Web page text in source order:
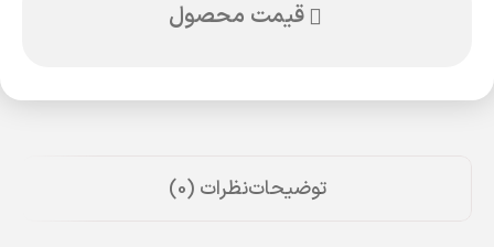
قیمت محصول
توضیحاتنظرات (0)